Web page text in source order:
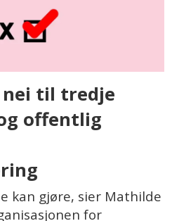
til tredje
offentlig
kan gjøre, sier Mathilde
for